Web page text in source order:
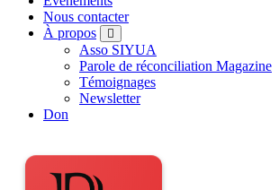
Nous contacter
À propos
Asso SIYUA
Parole de réconciliation Magazine
Témoignages
Newsletter
Don